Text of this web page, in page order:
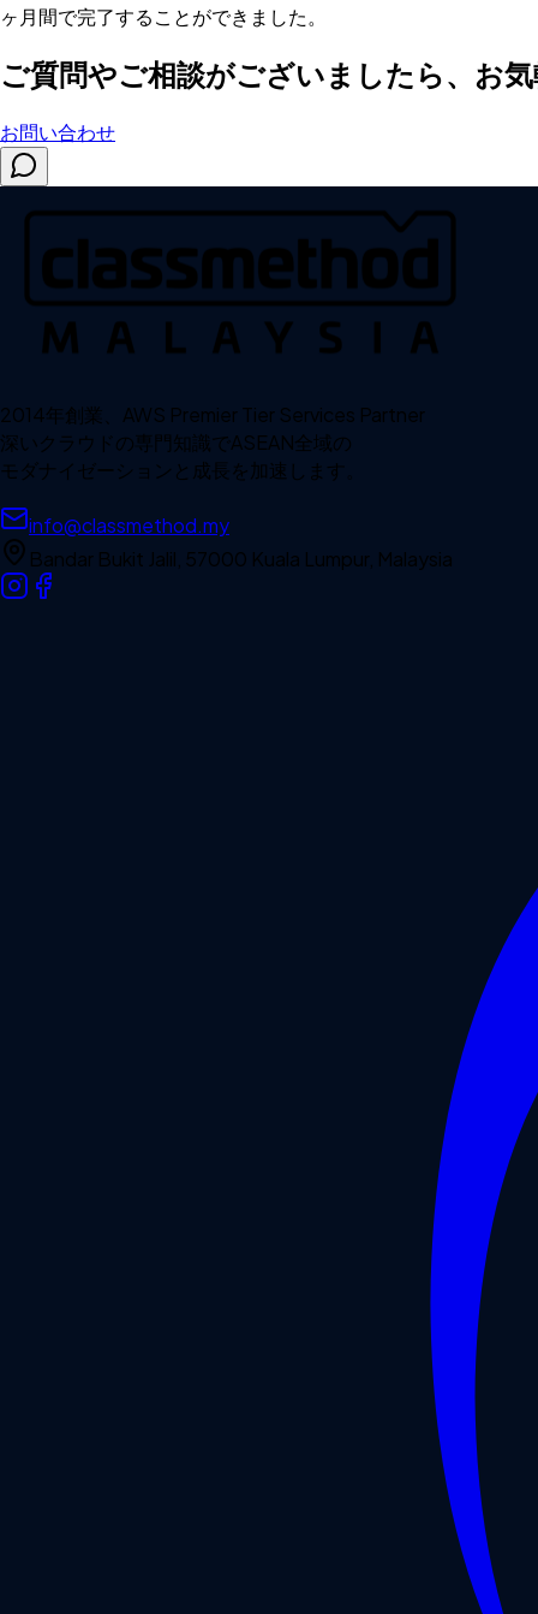
ヶ月間で完了することができました。
ご質問やご相談がございましたら、お
お問い合わせ
2014年創業、AWS Premier Tier Services Partner
深いクラウドの専門知識でASEAN全域の
モダナイゼーションと成長を加速します。
info@classmethod.my
Bandar Bukit Jalil, 57000 Kuala Lumpur, Malaysia